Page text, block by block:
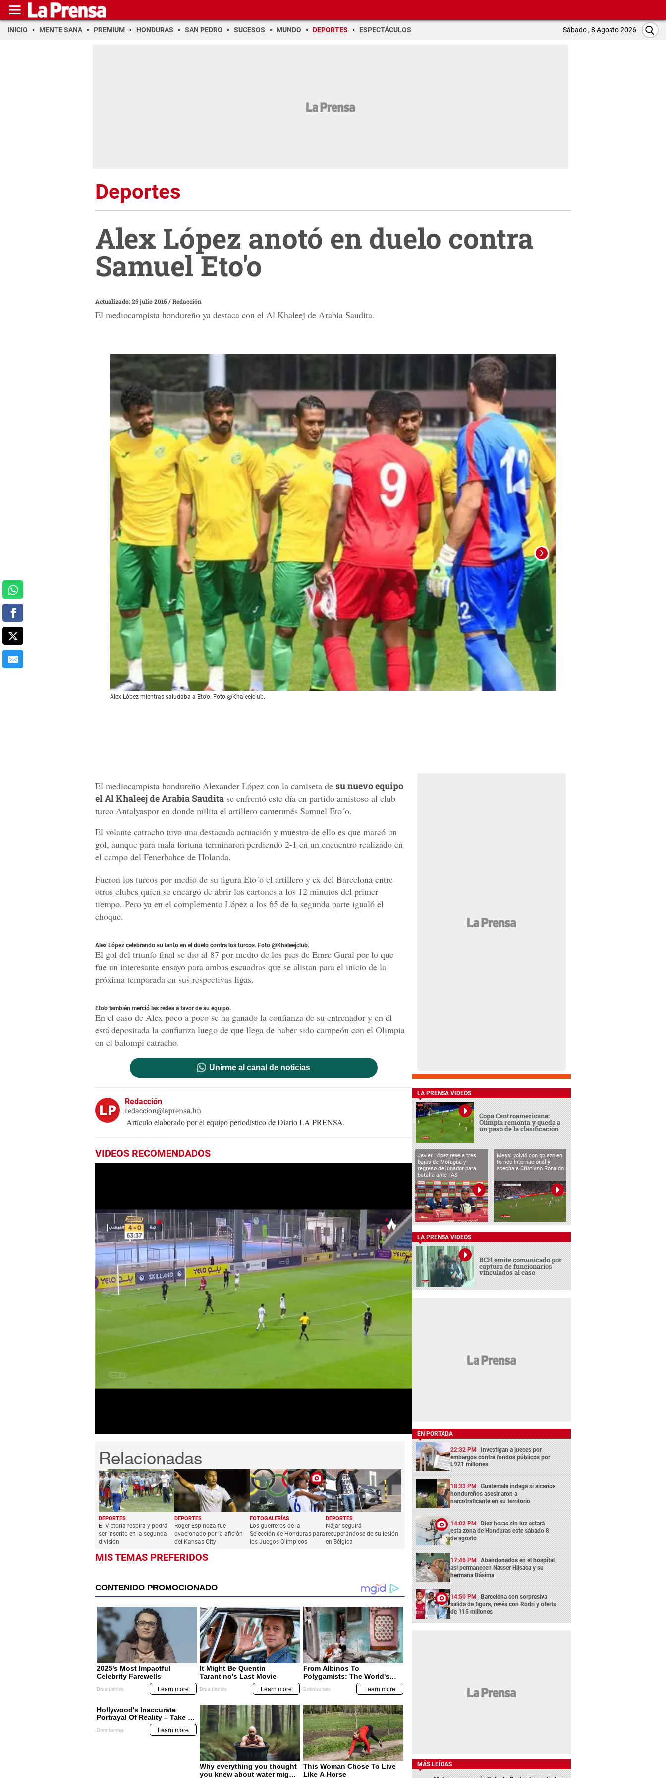
INICIO MENTE SANA PREMIUM HONDURAS SAN PEDRO SUCESOS MUNDO DEPORTES ESPECTÁCULOS Sábado , 8 Agosto 2026
Deportes
Alex López anotó en duelo contra
Samuel Eto'o
Actualizado: 25 julio 2016/Redacción
El mediocampista hondureño ya destaca con el Al Khaleej de Arabia Saudita.
Alex López mientras saludaba a Eto'o. Foto @Khaleejclub.
El mediocampista hondureño Alexander López con la camiseta de su nuevo equipo
el Al Khaleej de Arabia Saudita se enfrentó este día en partido amistoso al club
turco Antalyaspor en donde milita el artillero camerunés Samuel Eto´o.
El volante catracho tuvo una destacada actuación y muestra de ello es que marcó un
gol, aunque para mala fortuna terminaron perdiendo 2-1 en un encuentro realizado en
el campo del Fenerbahce de Holanda.
Fueron los turcos por medio de su figura Eto´o el artillero y ex del Barcelona entre
otros clubes quien se encargó de abrir los cartones a los 12 minutos del primer
tiempo. Pero ya en el complemento López a los 65 de la segunda parte igualó el
choque.
Alex López celebrando su tanto en el duelo contra los turcos. Foto @Khaleejclub.
El gol del triunfo final se dio al 87 por medio de los pies de Emre Gural por lo que
fue un interesante ensayo para ambas escuadras que se alistan para el inicio de la
próxima temporada en sus respectivas ligas.
Eto'o también merció las redes a favor de su equipo.
En el caso de Alex poco a poco se ha ganado la confianza de su entrenador y en él
está depositada la confianza luego de que llega de haber sido campeón con el Olimpia
en el balompi catracho.
Unirme al canal de noticias
Redacción
redaccion@laprensa.hn
Artículo elaborado por el equipo periodístico de Diario LA PRENSA.
VIDEOS RECOMENDADOS
seconds
minute,
DEPORTES
El Victoria respira y podrá
ser inscrito en la segunda
división
DEPORTES
Roger Espinoza fue
ovacionado por la afición
del Kansas City
FOTOGALERÍAS
Los guerreros de la
Selección de Honduras para
los Juegos Olímpicos
DEPORTES
Nájar seguirá
recuperándose de su lesión
en Bélgica
MIS TEMAS PREFERIDOS
LA PRENSA VIDEOS
Copa Centroamericana:
Olimpia remonta y queda a
un paso de la clasificación
Javier López revela tres
bajas de Motagua y
regreso de jugador para
batalla ante FAS
Messi volvió con golazo en
torneo internacional y
acecha a Cristiano Ronaldo
LA PRENSA VIDEOS
BCH emite comunicado por
captura de funcionarios
vinculados al caso
EN PORTADA
22:32 PM Investigan a jueces por
embargos contra fondos públicos por
L921 millones
18:33 PM Guatemala indaga si sicarios
hondureños asesinaron a
narcotraficante en su territorio
14:02 PM Diez horas sin luz estará
esta zona de Honduras este sábado 8
de agosto
17:46 PM Abandonados en el hospital,
así permanecen Nasser Hilsaca y su
hermana Básima
14:50 PM Barcelona con sorpresiva
salida de figura, revés con Rodri y oferta
de 115 millones
MÁS LEÍDAS